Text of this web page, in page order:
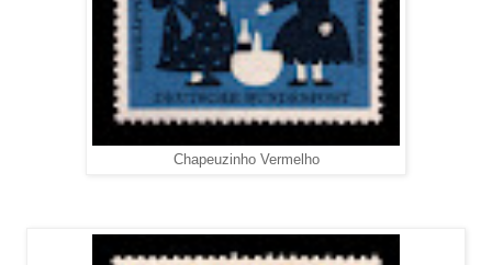
Chapeuzinho Vermelho